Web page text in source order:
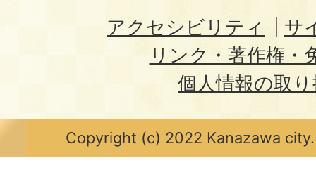
アクセシビリティ
サ
リンク・著作権・
個人情報の取
Copyright (c) 2022 Kanazawa